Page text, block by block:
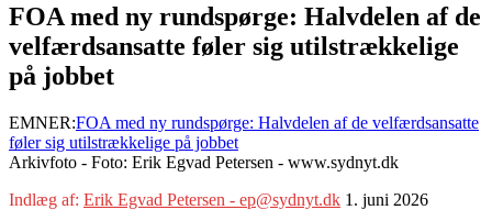
FOA med ny rundspørge: Halvdelen af de
velfærdsansatte føler sig utilstrækkelige
på jobbet
EMNER:FOA med ny rundspørge: Halvdelen af de velfærdsansatte
føler sig utilstrækkelige på jobbet
Arkivfoto - Foto: Erik Egvad Petersen - www.sydnyt.dk
Indlæg af: Erik Egvad Petersen - ep@sydnyt.dk 1. juni 2026